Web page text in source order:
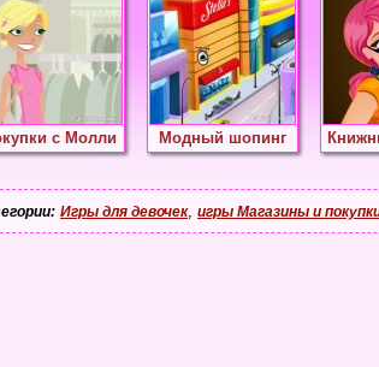
с Молли Модный шопинг
Игры для девочек, игры Магазины и